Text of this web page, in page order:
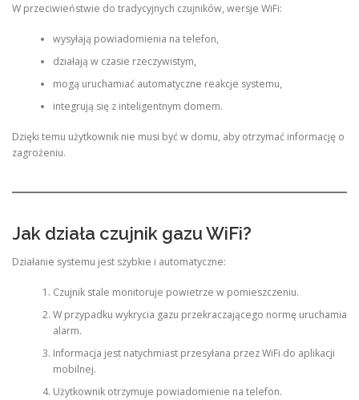
W przeciwieństwie do tradycyjnych czujników, wersje WiFi:
wysyłają powiadomienia na telefon,
działają w czasie rzeczywistym,
mogą uruchamiać automatyczne reakcje systemu,
integrują się z inteligentnym domem.
Dzięki temu użytkownik nie musi być w domu, aby otrzymać informację o
zagrożeniu.
Jak działa czujnik gazu WiFi?
Działanie systemu jest szybkie i automatyczne:
Czujnik stale monitoruje powietrze w pomieszczeniu.
W przypadku wykrycia gazu przekraczającego normę uruchamia
alarm.
Informacja jest natychmiast przesyłana przez WiFi do aplikacji
mobilnej.
Użytkownik otrzymuje powiadomienie na telefon.